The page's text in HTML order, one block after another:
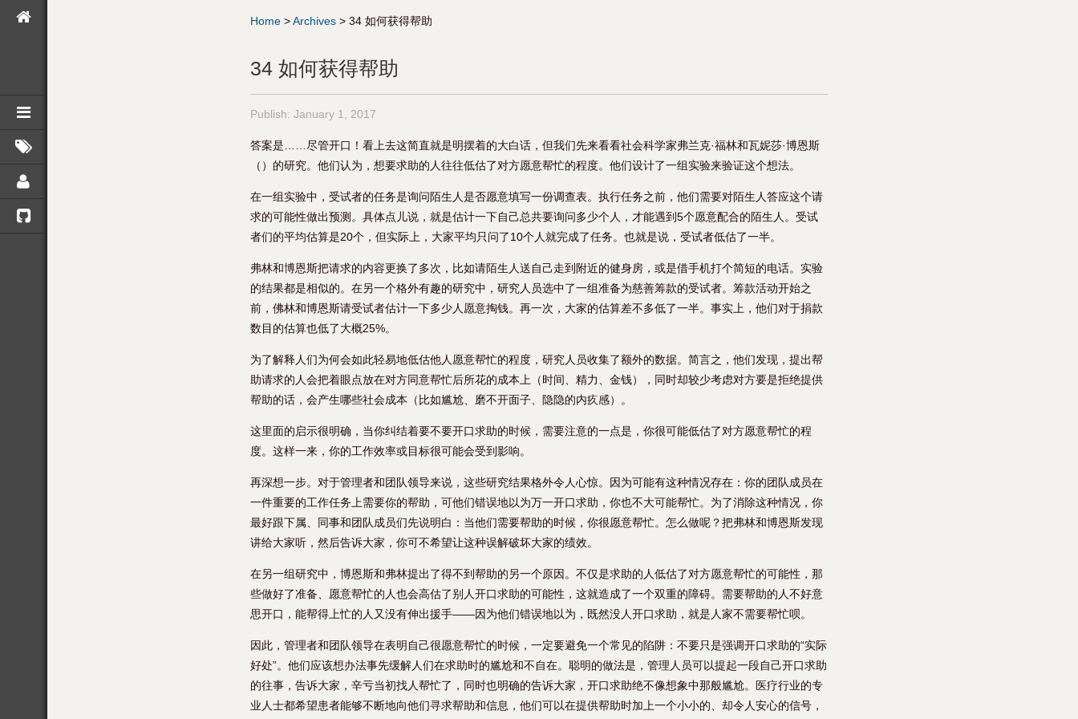
Home >Archives > 34 如何获得帮助
34 如何获得帮助
Publish: January 1, 2017
答案是……尽管开口！看上去这简直就是明摆着的大白话，但我们先来看看社会科学家弗兰克·福林和瓦妮莎·博恩斯
（）的研究。他们认为，想要求助的人往往低估了对方愿意帮忙的程度。他们设计了一组实验来验证这个想法。
在一组实验中，受试者的任务是询问陌生人是否愿意填写一份调查表。执行任务之前，他们需要对陌生人答应这个请
求的可能性做出预测。具体点儿说，就是估计一下自己总共要询问多少个人，才能遇到5个愿意配合的陌生人。受试
者们的平均估算是20个，但实际上，大家平均只问了10个人就完成了任务。也就是说，受试者低估了一半。
弗林和博恩斯把请求的内容更换了多次，比如请陌生人送自己走到附近的健身房，或是借手机打个简短的电话。实验
的结果都是相似的。在另一个格外有趣的研究中，研究人员选中了一组准备为慈善筹款的受试者。筹款活动开始之
前，佛林和博恩斯请受试者估计一下多少人愿意掏钱。再一次，大家的估算差不多低了一半。事实上，他们对于捐款
数目的估算也低了大概25%。
为了解释人们为何会如此轻易地低估他人愿意帮忙的程度，研究人员收集了额外的数据。简言之，他们发现，提出帮
助请求的人会把着眼点放在对方同意帮忙后所花的成本上（时间、精力、金钱），同时却较少考虑对方要是拒绝提供
帮助的话，会产生哪些社会成本（比如尴尬、磨不开面子、隐隐的内疚感）。
这里面的启示很明确，当你纠结着要不要开口求助的时候，需要注意的一点是，你很可能低估了对方愿意帮忙的程
度。这样一来，你的工作效率或目标很可能会受到影响。
再深想一步。对于管理者和团队领导来说，这些研究结果格外令人心惊。因为可能有这种情况存在：你的团队成员在
一件重要的工作任务上需要你的帮助，可他们错误地以为万一开口求助，你也不大可能帮忙。为了消除这种情况，你
最好跟下属、同事和团队成员们先说明白：当他们需要帮助的时候，你很愿意帮忙。怎么做呢？把弗林和博恩斯发现
讲给大家听，然后告诉大家，你可不希望让这种误解破坏大家的绩效。
在另一组研究中，博恩斯和弗林提出了得不到帮助的另一个原因。不仅是求助的人低估了对方愿意帮忙的可能性，那
些做好了准备、愿意帮忙的人也会高估了别人开口求助的可能性，这就造成了一个双重的障碍。需要帮助的人不好意
思开口，能帮得上忙的人又没有伸出援手——因为他们错误地以为，既然没人开口求助，就是人家不需要帮忙呗。
因此，管理者和团队领导在表明自己很愿意帮忙的时候，一定要避免一个常见的陷阱：不要只是强调开口求助的“实际
好处”。他们应该想办法事先缓解人们在求助时的尴尬和不自在。聪明的做法是，管理人员可以提起一段自己开口求助
的往事，告诉大家，辛亏当初找人帮忙了，同时也明确的告诉大家，开口求助绝不像想象中那般尴尬。医疗行业的专
业人士都希望患者能够不断地向他们寻求帮助和信息，他们可以在提供帮助时加上一个小小的、却令人安心的信号，